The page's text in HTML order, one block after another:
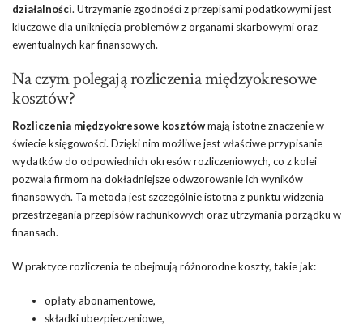
działalności. Utrzymanie zgodności z przepisami podatkowymi jest
kluczowe dla uniknięcia problemów z organami skarbowymi oraz
ewentualnych kar finansowych.
Na czym polegają rozliczenia międzyokresowe
kosztów?
Rozliczenia międzyokresowe kosztówmają istotne znaczenie w
świecie księgowości. Dzięki nim możliwe jest właściwe przypisanie
wydatków do odpowiednich okresów rozliczeniowych, co z kolei
pozwala firmom na dokładniejsze odwzorowanie ich wyników
finansowych. Ta metoda jest szczególnie istotna z punktu widzenia
przestrzegania przepisów rachunkowych oraz utrzymania porządku w
finansach.
W praktyce rozliczenia te obejmują różnorodne koszty, takie jak:
opłaty abonamentowe,
składki ubezpieczeniowe,